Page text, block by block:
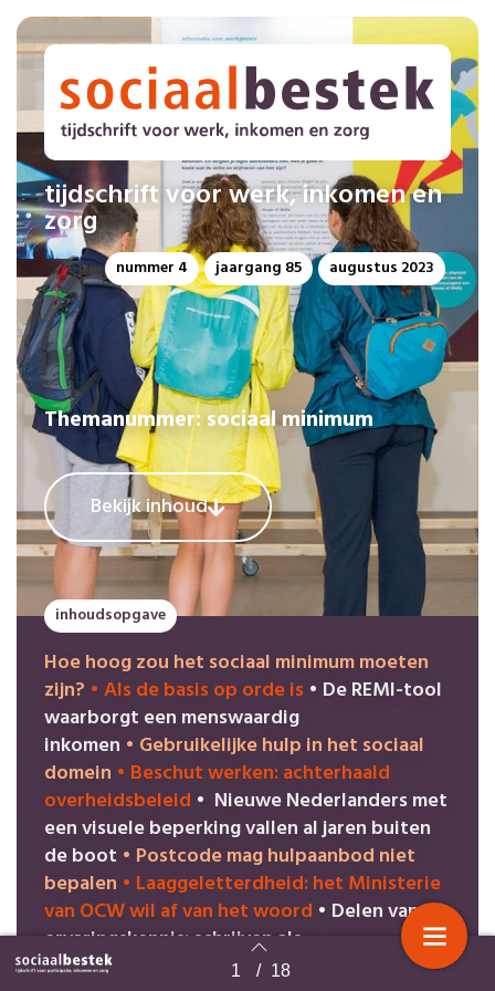
Terug naar overzicht 1 / 18
tijdschrift voor werk, inkomen en
zorg
nummer 4 jaargang 85 augustus 2023
Themanummer: sociaal minimum
Bekijk inhoud
inhoudsopgave
Hoe hoog zou het sociaal minimum moeten
zijn? • Als de basis op orde is • De REMI-tool
waarborgt een menswaardig
inkomen • Gebruikelijke hulp in het sociaal
domein • Beschut werken: achterhaald
overheidsbeleid • Nieuwe Nederlanders met
een visuele beperking vallen al jaren buiten
de boot • Postcode mag hulpaanbod niet
bepalen • Laaggeletterdheid: het Ministerie
van OCW wil af van het woord • Delen van
ervaringskennis: schrijven als
instrument
Zowerkthet! – Maatschappelijk